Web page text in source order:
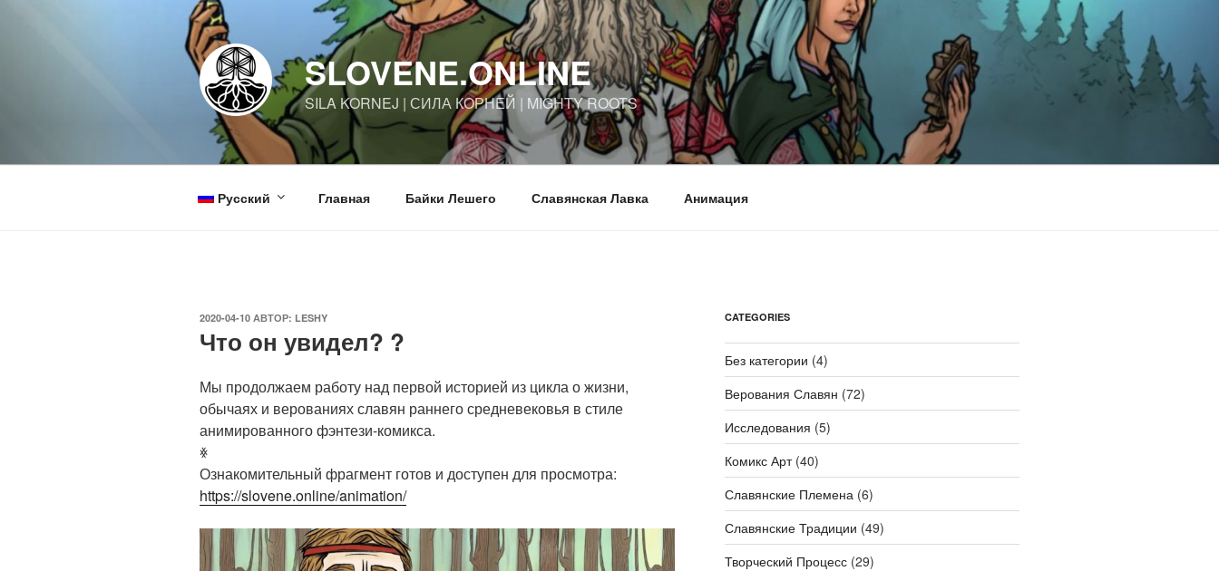
SLOVENE.ONLINE
SILA KORNEJ | СИЛА КОРНЕЙ | MIGHTY ROOTS
Русский Главная Байки Лешего Славянская Лавка Анимация
ОПУБЛИКОВАНО
2020-04-10 АВТОР: LESHY
Что он увидел? ?
Мы продолжаем работу над первой историей из цикла о жизни,
обычаях и верованиях славян раннего средневековья в стиле
анимированного фэнтези-комикса.
ꏍ
Ознакомительный фрагмент готов и доступен для просмотра:
https://slovene.online/animation/
CATEGORIES
Без категории (4)
Верования Славян (72)
Исследования (5)
Комикс Арт(40)
Славянские Племена (6)
Славянские Традиции (49)
Творческий Процесс(29)